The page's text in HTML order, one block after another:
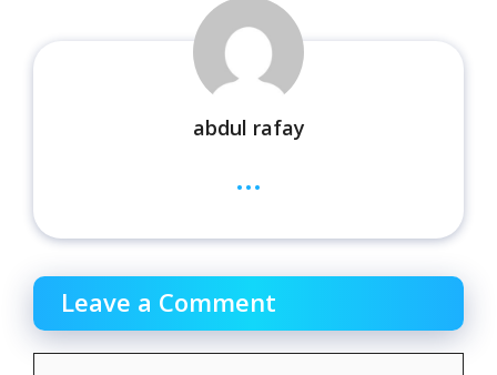
abdul rafay
...
Leave a Comment